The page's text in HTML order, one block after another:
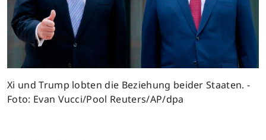
Xi und Trump lobten die Beziehung beider Staaten. -
Foto: Evan Vucci/Pool Reuters/AP/dpa